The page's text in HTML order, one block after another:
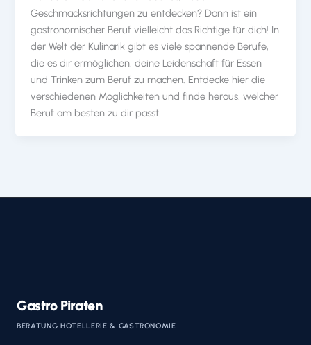
Geschmacksrichtungen zu entdecken? Dann ist ein
gastronomischer Beruf vielleicht das Richtige für dich! In
der Welt der Kulinarik gibt es viele spannende Berufe,
die es dir ermöglichen, deine Leidenschaft für Essen
und Trinken zum Beruf zu machen. Entdecke hier die
verschiedenen Möglichkeiten und finde heraus, welcher
Beruf am besten zu dir passt.
Gastro Piraten
BERATUNG HOTELLERIE & GASTRONOMIE